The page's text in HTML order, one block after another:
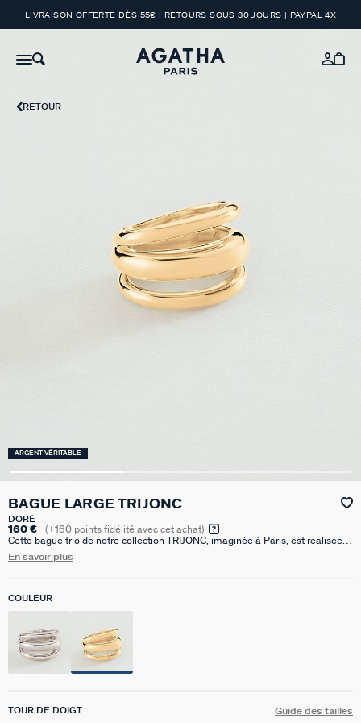
LIVRAISON OFFERTE DÈS 55€ | RETOURS SOUS 30 JOURS | PAYPAL 4X
RETOUR
ARGENT VÉRITABLE
BAGUE LARGE TRIJONC
DORÉ
160 € (+160 points fidélité avec cet achat)
Cette bague trio de notre collection TRIJONC, imaginée à Paris, est réalisée
en argent 925 doré. Avec de jolies courbes, elle permet un porté discret et
En savoir plus
COULEUR
TOUR DE DOIGT Guide des tailles